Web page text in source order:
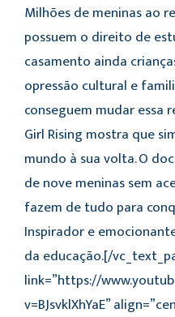
Milhões de meninas ao
possuem o direito de
casamento ainda
opressão cultural e
conseguem mudar essa
Girl Rising mostra que
mundo à sua volta. O
de nove meninas sem
fazem de tudo para
Inspirador e
da educação.[/
link=”https://
v=BJsvklXhYaE”